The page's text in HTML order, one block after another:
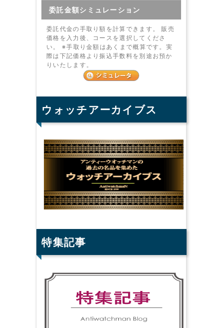
委託金額シミュレーション
委託代金の手取り額を計算できます。 販売
価格を入力後、コースを選択してくださ
い。 ※手取り金額はあくまで概算です。実
際は下記価格より振込手数料を別途お預か
りいたします。
ウォッチアーカイブス
特集記事